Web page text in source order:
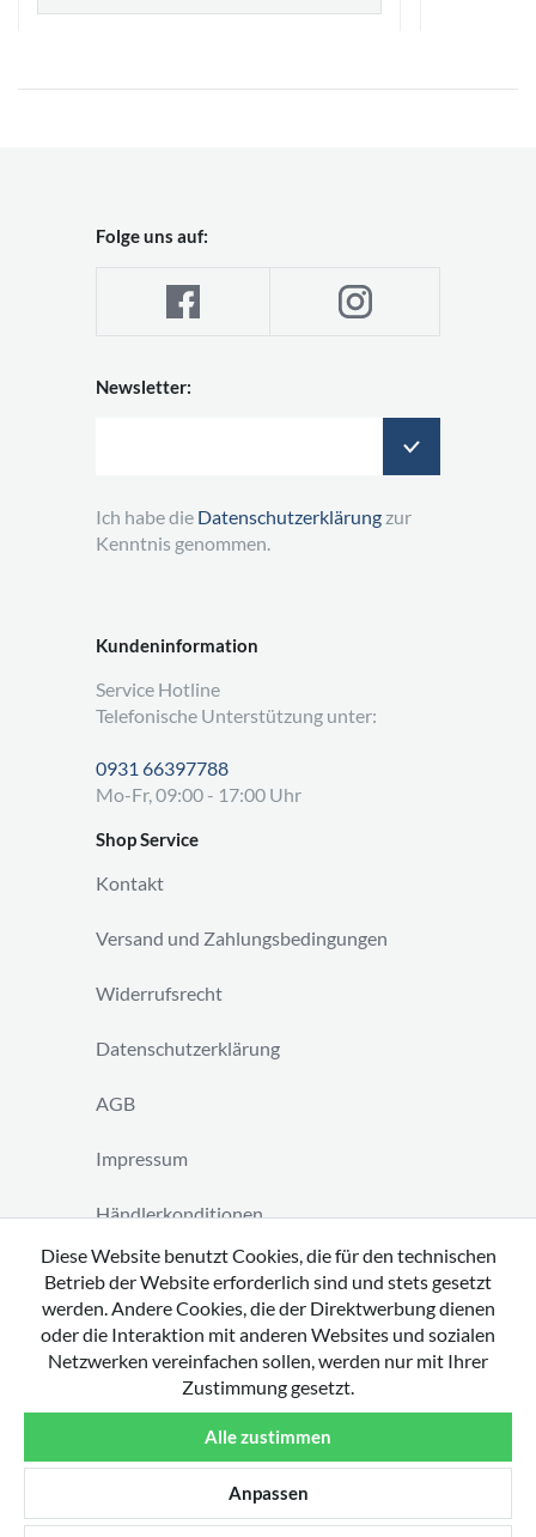
Kundeninformation
Service Hotline
Telefonische Unterstützung unter:
0931 66397788
Mo-Fr, 09:00 - 17:00 Uhr
Shop Service
Kontakt
Versand und Zahlungsbedingungen
Widerrufsrecht
Datenschutzerklärung
AGB
Impressum
Händlerkonditionen
Vertrag widerrufen
Folge uns auf:
Newsletter:
Ich habe die Datenschutzerklärung zur
Kenntnis genommen.
Diese Website benutzt Cookies, die für den technischen
Betrieb der Website erforderlich sind und stets gesetzt
werden. Andere Cookies, die der Direktwerbung dienen
oder die Interaktion mit anderen Websites und sozialen
Netzwerken vereinfachen sollen, werden nur mit Ihrer
Zustimmung gesetzt.